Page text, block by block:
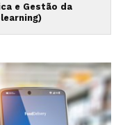
e Gestão da